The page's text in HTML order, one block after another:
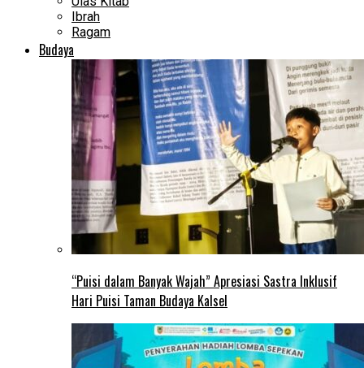
Ibrah
Ragam
Budaya
“Puisi dalam Banyak Wajah” Apresiasi Sastra Inklusif
Hari Puisi Taman Budaya Kalsel